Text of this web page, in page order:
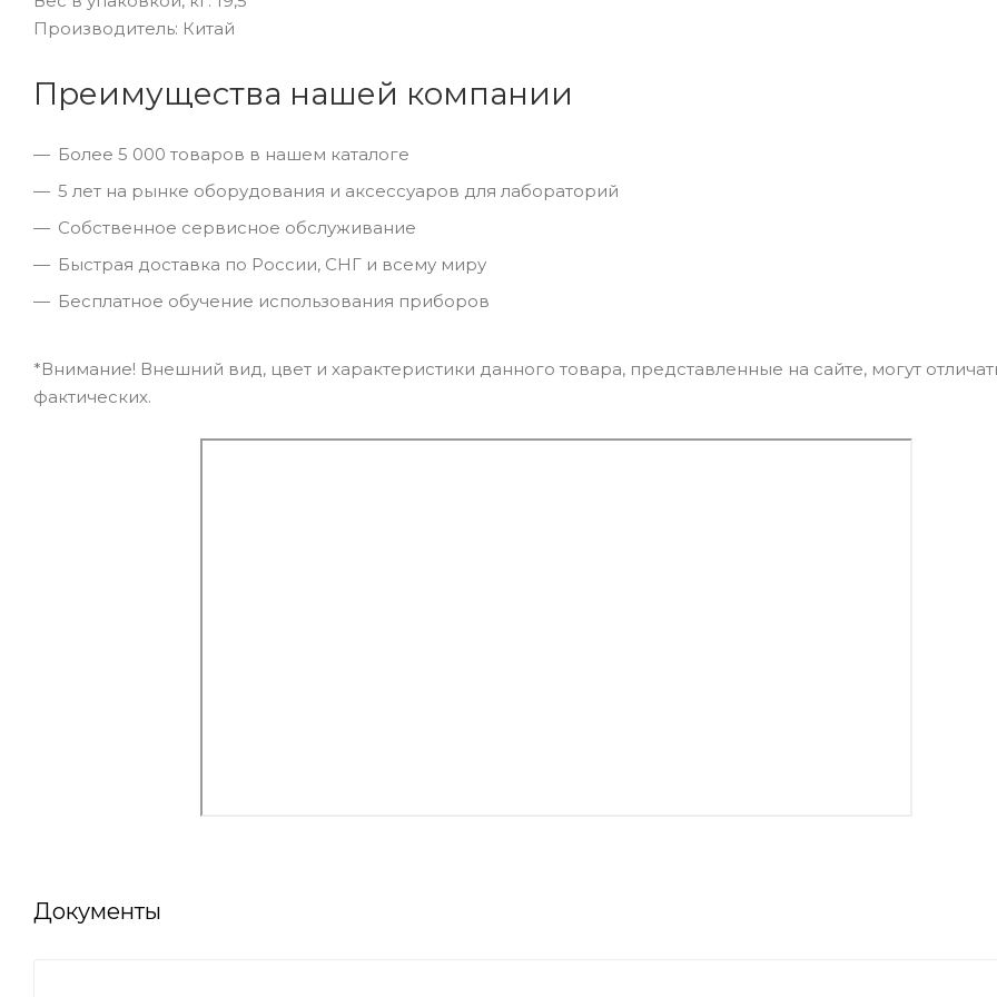
Производитель: Китай
Преимущества нашей компании
Более 5 000 товаров в нашем каталоге
5 лет на рынке оборудования и аксессуаров для лабораторий
Собственное сервисное обслуживание
Быстрая доставка по России, СНГ и всему миру
Бесплатное обучение использования приборов
*Внимание! Внешний вид, цвет и характеристики данного товара, представленные на сайте, могут
фактических.
Документы